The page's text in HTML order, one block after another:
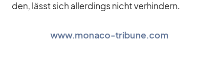
den, lässt sich al­ler­dings nicht ver­hin­dern.
www.monaco-tribune.com